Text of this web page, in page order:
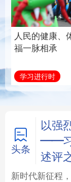
文化
访谈
学术中国
城市
彩票
人民的健康、
福一脉相承
学习进行时
头条
以强
——习
述评
新时代新征程